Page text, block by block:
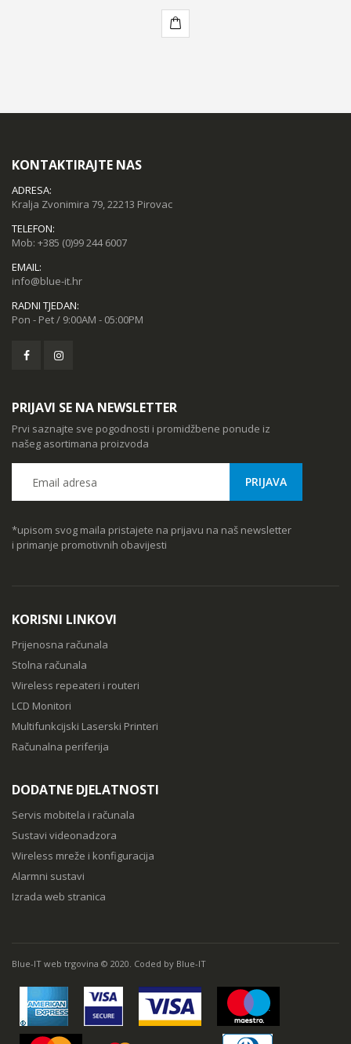
KONTAKTIRAJTE NAS
ADRESA:
Kralja Zvonimira 79, 22213 Pirovac
TELEFON:
Mob: +385 (0)99 244 6007
EMAIL:
info@blue-it.hr
RADNI TJEDAN:
Pon - Pet / 9:00AM - 05:00PM
PRIJAVI SE NA NEWSLETTER
Prvi saznajte sve pogodnosti i promidžbene ponude iz
našeg asortimana proizvoda
*upisom svog maila pristajete na prijavu na naš newsletter
i primanje promotivnih obavijesti
KORISNI LINKOVI
Prijenosna računala
Stolna računala
Wireless repeateri i routeri
LCD Monitori
Multifunkcijski Laserski Printeri
Računalna periferija
DODATNE DJELATNOSTI
Servis mobitela i računala
Sustavi videonadzora
Wireless mreže i konfiguracija
Alarmni sustavi
Izrada web stranica
Blue-IT web trgovina © 2020. Coded by Blue-IT